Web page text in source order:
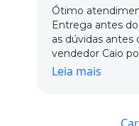
Ótimo
Entrega antes
as dúvidas antes
vendedor Caio
dedicação, os
Leia mais